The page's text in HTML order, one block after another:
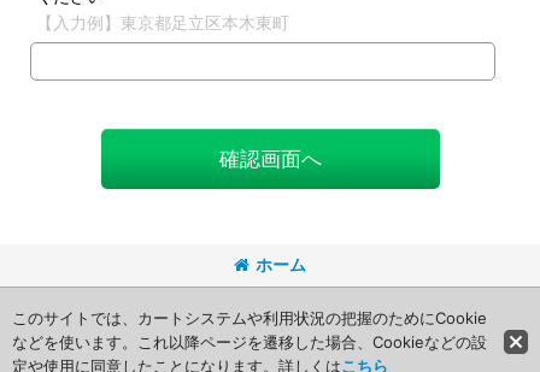
【入力例】東京都足立区本木東町
確認画面へ
ホーム
このサイトでは、カートシステムや利用状況の把握のためにCookie
などを使います。これ以降ページを遷移した場合、Cookieなどの設
定や使用に同意したことになります。詳しくはこちら